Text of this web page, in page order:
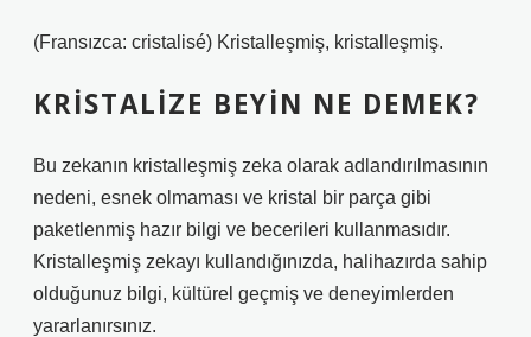
(Fransızca: cristalisé) Kristalleşmiş, kristalleşmiş.
KRISTALIZE BEYIN NE DEMEK?
Bu zekanın kristalleşmiş zeka olarak adlandırılmasının
nedeni, esnek olmaması ve kristal bir parça gibi
paketlenmiş hazır bilgi ve becerileri kullanmasıdır.
Kristalleşmiş zekayı kullandığınızda, halihazırda sahip
olduğunuz bilgi, kültürel geçmiş ve deneyimlerden
yararlanırsınız.